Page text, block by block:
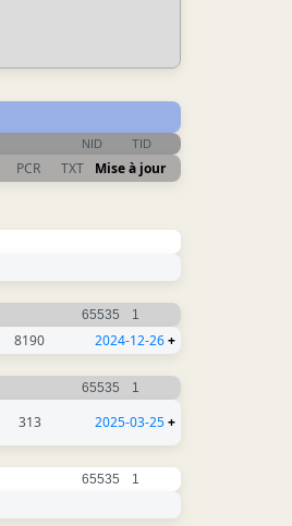
NID TID
PCR TXT Mise à jour
65535 1
8190 2024-12-26+
65535 1
313 2025-03-25+
65535 1